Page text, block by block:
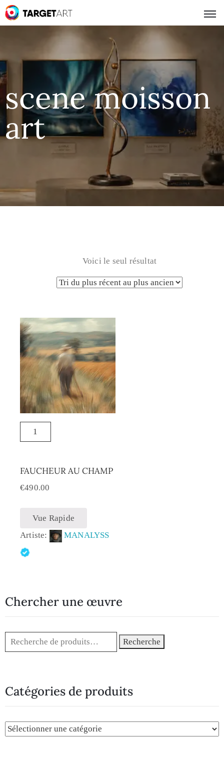
scene moisson
art
Voici le seul résultat
FAUCHEUR AU CHAMP
€490.00
Vue Rapide
Artiste:
MANALYSS
Chercher une œuvre
Recherche
Catégories de produits